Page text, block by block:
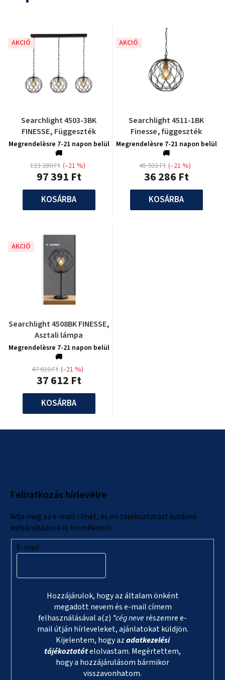
AKCIÓ
Searchlight 4503-3BK
FINESSE, Függeszték
Megrendelèsre 7-21 napon belül
🚚
97 391 Ft
123 280 Ft (–21 %)
KOSÁRBA
AKCIÓ
Searchlight 4511-1BK
Finesse, függeszték
Megrendelèsre 7-21 napon belül
🚚
36 286 Ft
45 932 Ft (–21 %)
KOSÁRBA
AKCIÓ
Searchlight 4508BK FINESSE,
Asztali lámpa
Megrendelèsre 7-21 napon belül
🚚
37 612 Ft
47 610 Ft (–21 %)
KOSÁRBA
Feliratkozás hírlevélre
Adja meg az e-mail címét, és mi tájékoztatást küldünk
webáruházunk új termékeiről.
E-mail
Hozzájárulok, hogy az általam önként
megadott nevem és e-mail címem
felhasználásával a(z) *cég neverészemre e-
mail útján hírleveleket, ajánlatokat küldjön.
Kijelentem, hogy azadatkezelési
tájékoztatótelolvastam. Megértettem,
hogy a hozzájárulásom bármikor
visszavonhatom.